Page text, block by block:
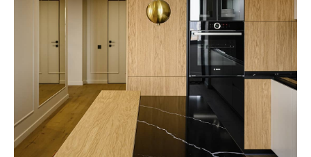
Офис в Москве / м. Павелецкая
Офис в Уфе / БЦ «Вафа»,
Коммунистическая 116
+7 (347) 200-92-84